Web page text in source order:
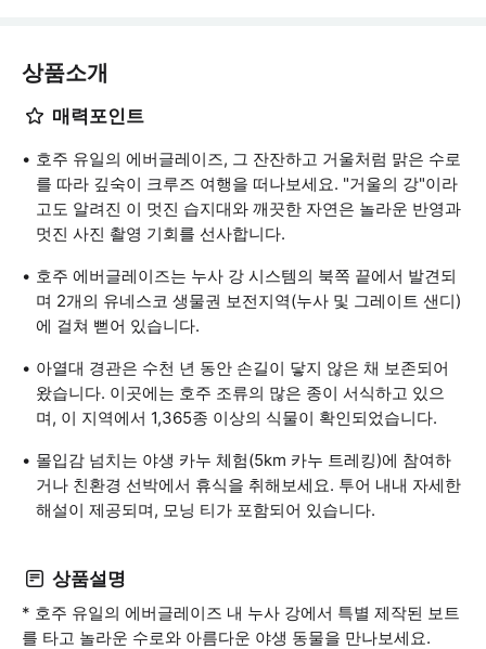
상품소개
매력포인트
호주 유일의 에버글레이즈, 그 잔잔하고 거울처럼 맑은 수로
를 따라 깊숙이 크루즈 여행을 떠나보세요. "거울의 강"이라
고도 알려진 이 멋진 습지대와 깨끗한 자연은 놀라운 반영과
멋진 사진 촬영 기회를 선사합니다.
호주 에버글레이즈는 누사 강 시스템의 북쪽 끝에서 발견되
며 2개의 유네스코 생물권 보전지역(누사 및 그레이트 샌디)
에 걸쳐 뻗어 있습니다.
아열대 경관은 수천 년 동안 손길이 닿지 않은 채 보존되어
왔습니다. 이곳에는 호주 조류의 많은 종이 서식하고 있으
며, 이 지역에서 1,365종 이상의 식물이 확인되었습니다.
몰입감 넘치는 야생 카누 체험(5km 카누 트레킹)에 참여하
거나 친환경 선박에서 휴식을 취해보세요. 투어 내내 자세한
해설이 제공되며, 모닝 티가 포함되어 있습니다.
상품설명
* 호주 유일의 에버글레이즈 내 누사 강에서 특별 제작된 보트
를 타고 놀라운 수로와 아름다운 야생 동물을 만나보세요.